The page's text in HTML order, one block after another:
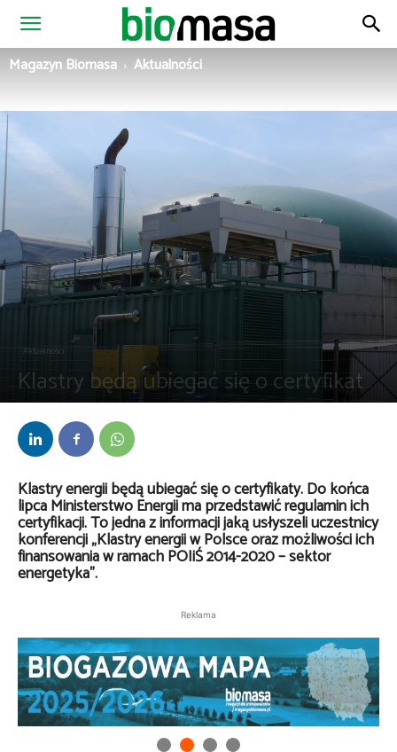
Magazyn
Magazyn Biomasa Aktualności
Aktualności
Klastry będą ubiegać się o certyfikat
Klastry energii będą ubiegać się o certyfikaty. Do końca
lipca Ministerstwo Energii ma przedstawić regulamin ich
certyfikacji. To jedna z informacji jaką usłyszeli uczestnicy
konferencji „Klastry energii w Polsce oraz możliwości ich
finansowania w ramach POIiŚ 2014-2020 – sektor
energetyka”.
Reklama